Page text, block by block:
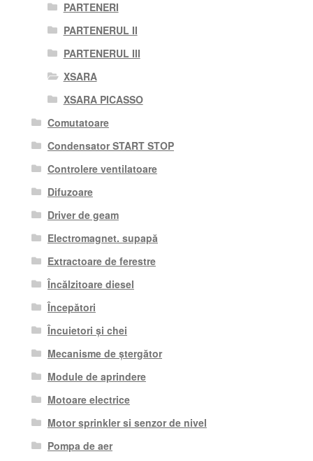
PARTENERI
PARTENERUL II
PARTENERUL III
XSARA
XSARA PICASSO
Comutatoare
Condensator START STOP
Controlere ventilatoare
Difuzoare
Driver de geam
Electromagnet. supapă
Extractoare de ferestre
Încălzitoare diesel
Începători
Încuietori și chei
Mecanisme de ștergător
Module de aprindere
Motoare electrice
Motor sprinkler si senzor de nivel
Pompa de aer